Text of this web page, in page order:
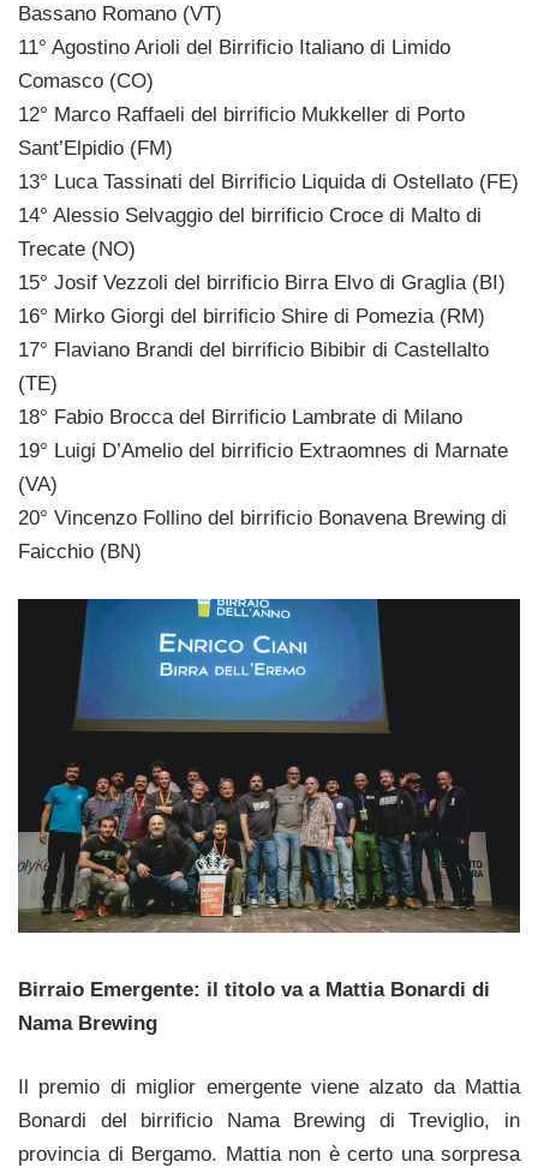
Bassano Romano (VT)
11° Agostino Arioli del Birrificio Italiano di Limido
Comasco (CO)
12° Marco Raffaeli del birrificio Mukkeller di Porto
Sant’Elpidio (FM)
13° Luca Tassinati del Birrificio Liquida di Ostellato (FE)
14° Alessio Selvaggio del birrificio Croce di Malto di
Trecate (NO)
15° Josif Vezzoli del birrificio Birra Elvo di Graglia (BI)
16° Mirko Giorgi del birrificio Shire di Pomezia (RM)
17° Flaviano Brandi del birrificio Bibibir di Castellalto
(TE)
18° Fabio Brocca del Birrificio Lambrate di Milano
19° Luigi D’Amelio del birrificio Extraomnes di Marnate
(VA)
20° Vincenzo Follino del birrificio Bonavena Brewing di
Faicchio (BN)
Birraio Emergente: il titolo va a Mattia Bonardi di
Nama Brewing
Il premio di miglior emergente viene alzato da Mattia
Bonardi del birrificio Nama Brewing di Treviglio, in
provincia di Bergamo. Mattia non è certo una sorpresa